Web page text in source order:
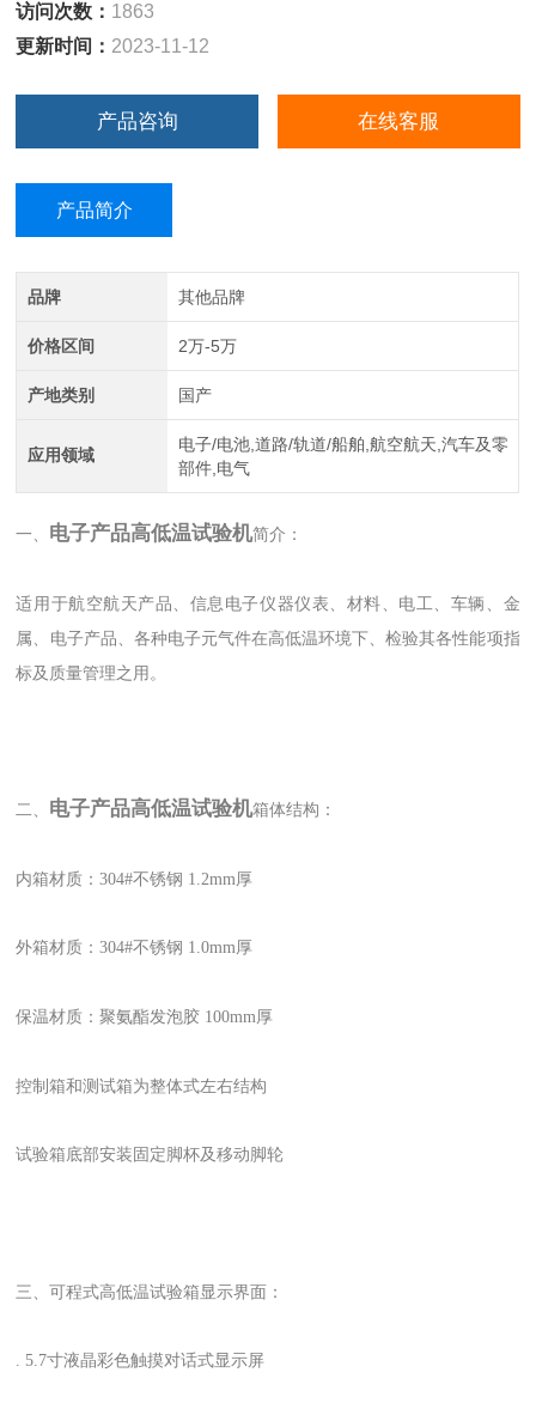
访问次数： 1863
更新时间： 2023-11-12
产品咨询 在线客服
产品简介
品牌 其他品牌
价格区间 2万-5万
产地类别 国产
应用领域
电子/电池,道路/轨道/船舶,航空航天,汽车及零
部件,电气
一、 电子产品高低温试验机简介：
适用于航空航天产品、信息电子仪器仪表、材料、电工、车辆、金
属、电子产品、各种电子元气件在高低温环境下、检验其各性能项指
标及质量管理之用。
二、 电子产品高低温试验机箱体结构：
内箱材质：304#不锈钢 1.2mm厚
外箱材质：304#不锈钢 1.0mm厚
保温材质：聚氨酯发泡胶 100mm厚
控制箱和测试箱为整体式左右结构
试验箱底部安装固定脚杯及移动脚轮
三、可程式高低温试验箱显示界面：
. 5.7寸液晶彩色触摸对话式显示屏